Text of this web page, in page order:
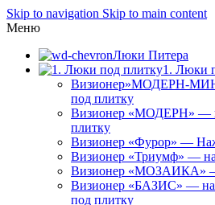
Skip to navigation Skip to main content
Меню
Люки Питера
1. Люки
Визионер»МОДЕРН-
под плитку
Визионер «МОДЕРН» —
плитку
Визионер «Фурор» —
Визионер «Триумф» —
Визионер «МОЗАИКА»
Визионер «БАЗИС» —
под плитку